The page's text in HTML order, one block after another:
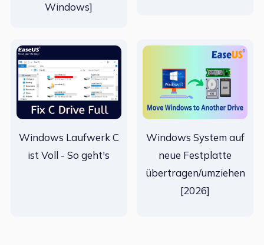
Windows]
Windows Laufwerk C
ist Voll - So geht's
Windows System auf
neue Festplatte
übertragen/umziehen
[2026]